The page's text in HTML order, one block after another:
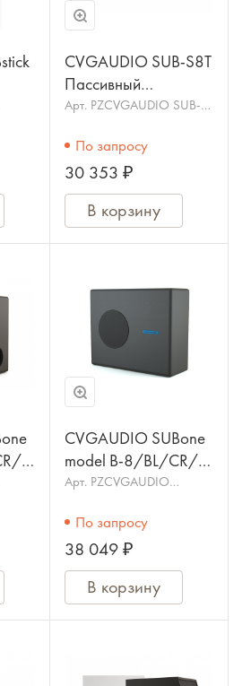
/
CVGAUDIO SUB-S8T
Пассивный
потолочный
pass фильтр,
80/40/20/10
Вт-100V, 80 Вт
Арт. PZCVGAUDIO SUB-
По запросу
30 353 ₽
В корзину
T
CVGAUDIO SUBone
model B-8/BL/CR/T
Профессиональный
сабвуфер, 8",
100W/100V,
пассивный
Арт. PZCVGAUDIO
8BL/CR/T
По запросу
38 049 ₽
В корзину